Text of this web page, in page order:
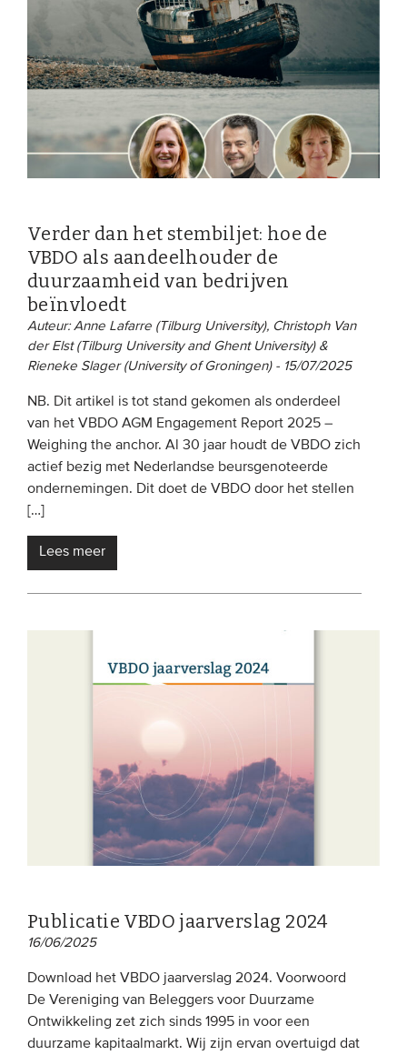
EVENEMENTEN
Van de VBDO
Van leden & partners
MEDIA
Webinars
Podcasts
WIE WE ZIJN
Vereniging
Onze leden
Team
Bestuur
Kennisdeling
UITGEBREID ZOEKEN
Verder dan het stembiljet: hoe de
VBDO als aandeelhouder de
duurzaamheid van bedrijven
beïnvloedt
Auteur: Anne Lafarre (Tilburg University), Christoph Van
der Elst (Tilburg University and Ghent University) &
Rieneke Slager (University of Groningen) - 15/07/2025
NB. Dit artikel is tot stand gekomen als onderdeel
van het VBDO AGM Engagement Report 2025 –
Weighing the anchor. Al 30 jaar houdt de VBDO zich
actief bezig met Nederlandse beursgenoteerde
ondernemingen. Dit doet de VBDO door het stellen
[…]
Lees meer
Publicatie VBDO jaarverslag 2024
16/06/2025
Download het VBDO jaarverslag 2024. Voorwoord
De Vereniging van Beleggers voor Duurzame
Ontwikkeling zet zich sinds 1995 in voor een
duurzame kapitaalmarkt. Wij zijn ervan overtuigd dat